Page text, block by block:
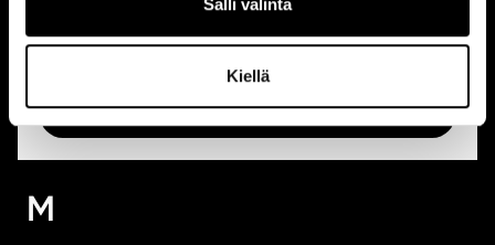
Kiellä
Sijainti:1. kerros
NÄYTÄ POHJAKARTASSA
M